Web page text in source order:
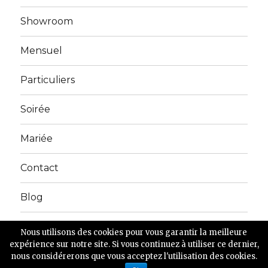
Showroom
Mensuel
Particuliers
Soirée
Mariée
Contact
Blog
Copyright 2016 locationvetements.fr - Tous droits
réservés
Nous utilisons des cookies pour vous garantir la meilleure
expérience sur notre site. Si vous continuez à utiliser ce dernier,
nous considérerons que vous acceptez l'utilisation des cookies.